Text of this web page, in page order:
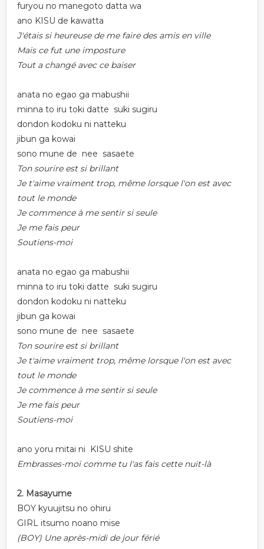
furyou no manegoto datta wa
ano KISU de kawatta
J'étais si heureuse de me faire des amis en ville
Mais ce fut une imposture
Tout a changé avec ce baiser
anata no egao ga mabushii
minna to iru toki datte suki sugiru
dondon kodoku ni natteku
jibun ga kowai
sono mune de nee sasaete
Ton sourire est si brillant
Je t'aime vraiment trop, même lorsque l'on est avec
tout le monde
Je commence à me sentir si seule
Je me fais peur
Soutiens-moi
anata no egao ga mabushii
minna to iru toki datte suki sugiru
dondon kodoku ni natteku
jibun ga kowai
sono mune de nee sasaete
Ton sourire est si brillant
Je t'aime vraiment trop, même lorsque l'on est avec
tout le monde
Je commence à me sentir si seule
Je me fais peur
Soutiens-moi
ano yoru mitai ni KISU shite
Embrasses-moi comme tu l'as fais cette nuit-là
2. Masayume
BOY kyuujitsu no ohiru
GIRL itsumo noano mise
(BOY) Une après-midi de jour férié